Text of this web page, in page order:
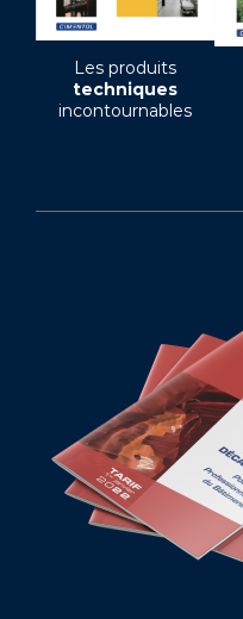
Les produits
techniques
incontournables